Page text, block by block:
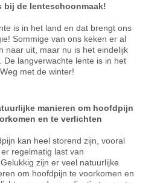
bij de lenteschoonmaak!
is in het land en dat brengt ons
Sommige van ons keken er al
naar uit, maar nu is het eindelijk
De langverwachte lente is in het
met de winter!
manieren om hoofdpijn
en te verlichten
kan heel storend zijn, vooral
regelmatig last van
zijn er veel natuurlijke
om hoofdpijn te voorkomen en